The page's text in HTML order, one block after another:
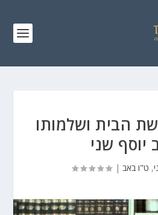
הבית ושלמותו
יוסף שני
, ט"ו באב |